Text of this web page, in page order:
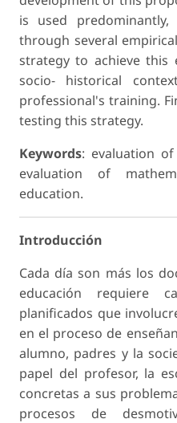
is used
through several
strategy to achieve this
socio- historical
professional's training.
testing this strategy.
Keywords: evaluation
evaluation of
education.
Introducción
Cada día son más los
educación requiere
planificados que
en el proceso de
alumno, padres y la
papel del profesor, la
concretas a sus
procesos de